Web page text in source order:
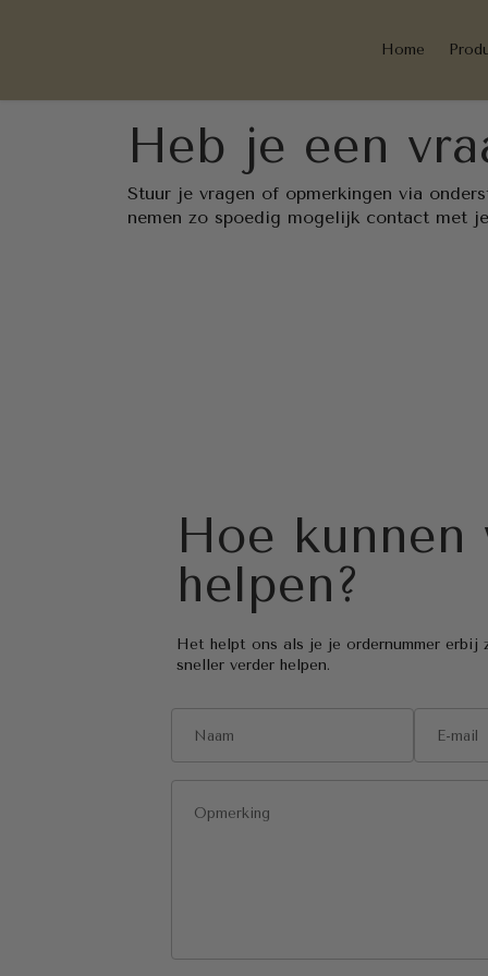
Home
Heb je een
Stuur je vragen of opmerkingen via
nemen zo spoedig mogelijk contact met
Hoe kunnen
helpen?
Het helpt ons als je je ordernummer erbij
sneller verder helpen.